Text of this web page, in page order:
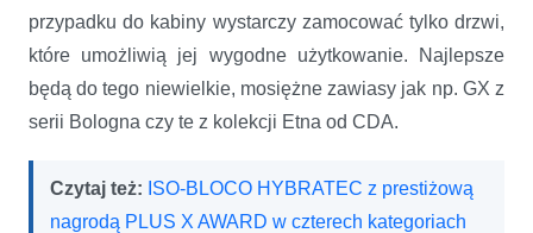
przypadku do kabiny wystarczy zamocować tylko drzwi,
które umożliwią jej wygodne użytkowanie. Najlepsze
będą do tego niewielkie, mosiężne zawiasy jak np. GX z
serii Bologna czy te z kolekcji Etna od CDA.
Czytaj też: ISO-BLOCO HYBRATEC z prestiżową
nagrodą PLUS X AWARD w czterech kategoriach